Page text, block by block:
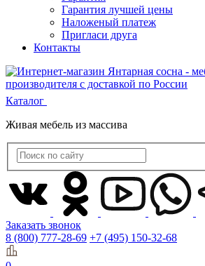
Гарантия лучшей цены
Наложеный платеж
Пригласи друга
Контакты
Каталог
Живая мебель из массива
Заказать звонок
8 (800) 777-28-69 +7 (495) 150-32-68